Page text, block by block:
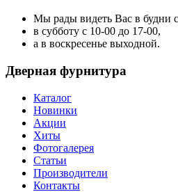
Мы рады видеть Вас в будни
в субботу с 10-00 до 17-00,
а в воскресенье выходной.
Дверная фурнитура
Каталог
Новинки
Акции
Хиты
Фотогалерея
Статьи
Производители
Контакты